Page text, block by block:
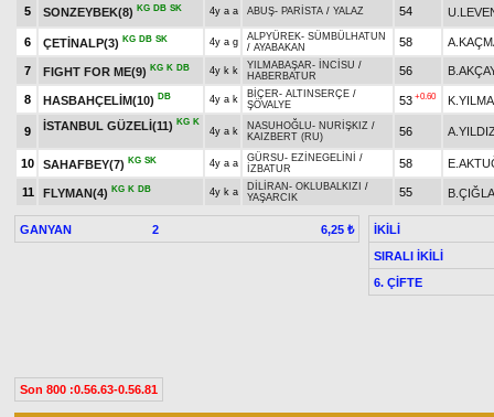
5 SONZEYBEK(8) KG DB SK 4y a a ABUŞ- PARİSTA / YALAZ 54
6 ÇETİNALP(3) KG DB SK 4y a g ALPYÜREK- SÜMBÜLHATUN
/ AYABAKAN 58
7 FIGHT FOR ME(9) KG K DB 4y k k YILMABAŞAR- İNCİSU /
HABERBATUR
56
8 HASBAHÇELİM(10) DB 4y a k BİÇER- ALTINSERÇE /
ŞÖVALYE
53 +0.60
9 İSTANBUL GÜZELİ(11) KG K
4y a k NASUHOĞLU- NURİŞKIZ /
KAIZBERT (RU)
56
10 SAHAFBEY(7) KG SK 4y a a GÜRSU- EZİNEGELİNİ
/
İZBATUR
58
11 FLYMAN(4) KG K DB 4y k a DİLİRAN - OKLUBALKIZI /
YAŞARCIK
55 B.ÇIĞLA
GANYAN 2 6,25 ₺
İKİLİ
SIRALI İKİLİ
6. ÇİFTE
Son 800 :0.56.63-0.56.81